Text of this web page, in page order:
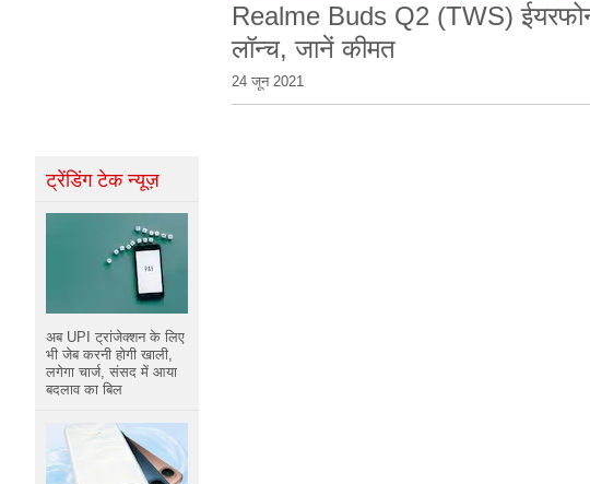
Realme Buds Q2 (TWS)
लॉन्च, जानें कीमत
24 जून 2021
ट्रेंडिंग टेक न्यूज़
अब UPI ट्रांजेक्शन के लिए
भी जेब करनी होगी खाली,
लगेगा चार्ज, संसद में आया
बदलाव का बिल